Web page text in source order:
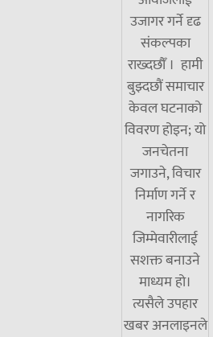
उजागर गर्ने दृढ
संकल्पका
राख्दछौँ । हामी
बुझ्दछौं समाचार
केवल घटनाको
विवरण होइन; यो
जनचेतना
जगाउने, विचार
निर्माण गर्ने र
नागरिक
जिम्मेवारीलाई
सशक्त बनाउने
माध्यम हो।
त्यसैले उपहार
खबर अनलाइनले